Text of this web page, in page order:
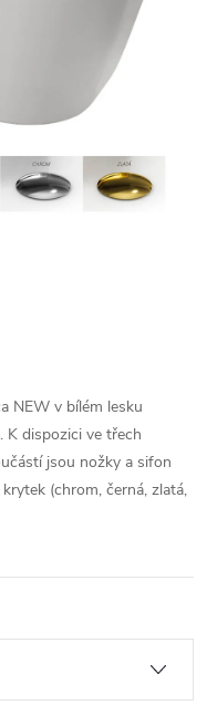
NEW v bílém lesku
K dispozici ve třech
jsou nožky a sifon
(chrom, černá, zlatá,